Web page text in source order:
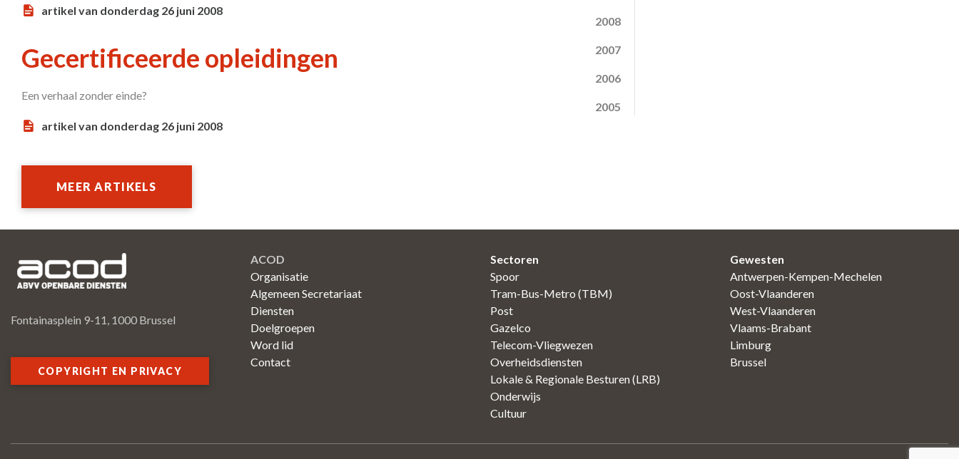
artikel van donderdag 26 juni 2008
Gecertificeerde opleidingen
Een verhaal zonder einde?
artikel van donderdag 26 juni 2008
MEER ARTIKELS
2008
2007
2006
2005
Fontainasplein 9-11, 1000 Brussel
COPYRIGHT EN PRIVACY
ACOD
Organisatie
Algemeen Secretariaat
Diensten
Doelgroepen
Word lid
Contact
Sectoren
Spoor
Tram-Bus-Metro (TBM)
Post
Gazelco
Telecom-Vliegwezen
Overheidsdiensten
Lokale & Regionale Besturen (LRB)
Onderwijs
Cultuur
Gewesten
Antwerpen-Kempen-Mechelen
Oost-Vlaanderen
West-Vlaanderen
Vlaams-Brabant
Limburg
Brussel